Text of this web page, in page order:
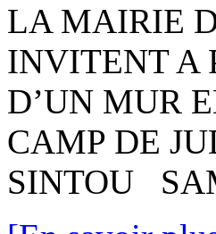
LA MAIRIE
INVITENT A
D’UN MUR
CAMP DE
SINTOU